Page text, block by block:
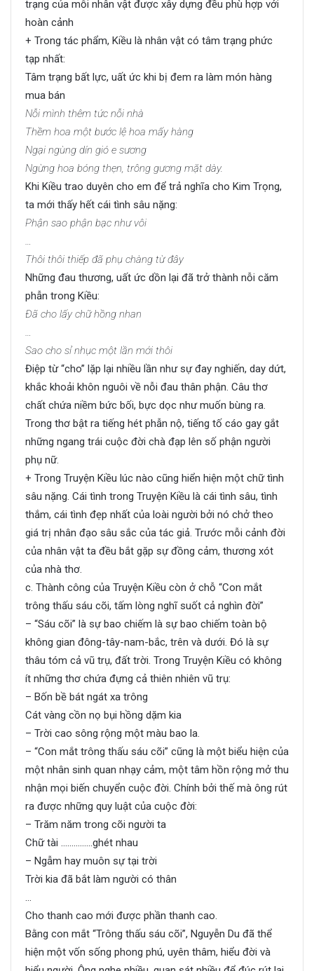
trạng của mỗi nhân vật được xây dựng đều phù hợp với
hoàn cảnh
+ Trong tác phẩm, Kiều là nhân vật có tâm trạng phức
tạp nhất:
Tâm trạng bất lực, uất ức khi bị đem ra làm món hàng
mua bán
Nỗi mình thêm tức nỗi nhà
Thềm hoa một bước lệ hoa mấy hàng
Ngại ngùng dín gió e sương
Ngừng hoa bóng thẹn, trông gương mặt dày.
Khi Kiều trao duyên cho em để trả nghĩa cho Kim Trọng,
ta mới thấy hết cái tình sâu nặng:
Phận sao phận bạc như vôi
…
Thôi thôi thiếp đã phụ chàng từ đây
Những đau thương, uất ức dồn lại đã trở thành nỗi căm
phẫn trong Kiều:
Đã cho lấy chữ hồng nhan
…
Sao cho sỉ nhục một lần mới thôi
Điệp từ “cho” lặp lại nhiều lần như sự đay nghiến, day dứt,
khắc khoải khôn nguôi về nỗi đau thân phận. Câu thơ
chất chứa niềm bức bối, bực dọc như muốn bùng ra.
Trong thơ bật ra tiếng hét phẫn nộ, tiếng tố cáo gay gắt
những ngang trái cuộc đời chà đạp lên số phận người
phụ nữ.
+ Trong Truyện Kiều lúc nào cũng hiển hiện một chữ tình
sâu nặng. Cái tình trong Truyện Kiều là cái tình sâu, tình
thắm, cái tình đẹp nhất của loài người bởi nó chở theo
giá trị nhân đạo sâu sắc của tác giả. Trước mỗi cảnh đời
của nhân vật ta đều bắt gặp sự đồng cảm, thương xót
của nhà thơ.
c. Thành công của Truyện Kiều còn ở chỗ “Con mắt
trông thấu sáu cõi, tấm lòng nghĩ suốt cả nghìn đời”
– “Sáu cõi” là sự bao chiếm là sự bao chiếm toàn bộ
không gian đông-tây-nam-bắc, trên và dưới. Đó là sự
thâu tóm cả vũ trụ, đất trời. Trong Truyện Kiều có không
ít những thơ chứa đựng cả thiên nhiên vũ trụ:
– Bốn bề bát ngát xa trông
Cát vàng cồn nọ bụi hồng dặm kia
– Trời cao sông rộng một màu bao la.
– “Con mắt trông thấu sáu cõi” cũng là một biểu hiện của
một nhân sinh quan nhạy cảm, một tâm hồn rộng mở thu
nhận mọi biến chuyển cuộc đời. Chính bởi thế mà ông rút
ra được những quy luật của cuộc đời:
– Trăm năm trong cõi người ta
Chữ tài ……………ghét nhau
– Ngẫm hay muôn sự tại trời
Trời kia đã bắt làm người có thân
…
Cho thanh cao mới được phần thanh cao.
Bằng con mắt “Trông thấu sáu cõi”, Nguyễn Du đã thể
hiện một vốn sống phong phú, uyên thâm, hiểu đời và